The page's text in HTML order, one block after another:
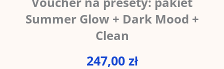
Summer Glow + Dark Mood +
Clean
247,00 zł